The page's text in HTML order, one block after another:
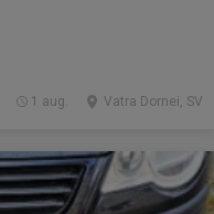
Vatra Dornei, SV
1 aug.